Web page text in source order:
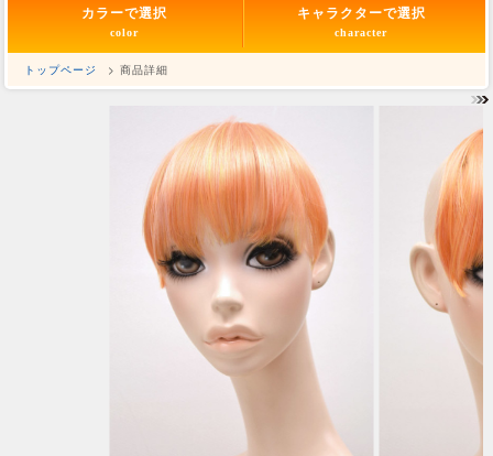
カラーで選択
color
キャラクターで選択
character
トップページ > 商品詳細